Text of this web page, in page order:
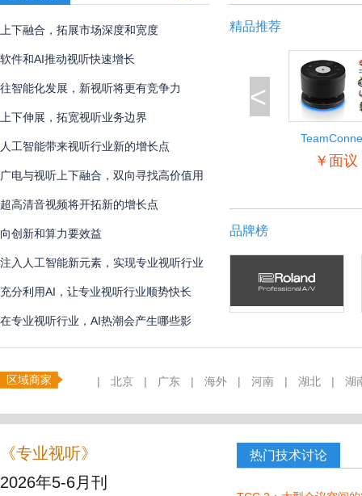
上下融合，拓展市场深度和宽度
软件和AI推动视听快速增长
往智能化发展，新视听将更有竞争力
上下伸展，拓宽视听业务边界
人工智能带来视听行业新的增长点
广电与视听上下融合，双向寻找高价值用
户
超高清音视频将开拓新的增长点
向创新和算力要效益
注入人工智能新元素，实现专业视听行业
创新
充分利用AI，让专业视听行业顺势快长
在专业视听行业，AI热潮会产生哪些影
响？
精品推荐
<
￥面议
品牌榜
区域商家 | 北京 | 广东 | 海外 | 河南 | 湖北 | 湖
《专业视听》
2026年5-6月刊
热门技术讨论